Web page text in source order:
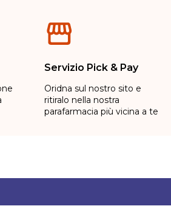
Servizio Pick & Pay
Oridna sul nostro sito e
ritiralo nella nostra
parafarmacia più vicina a te